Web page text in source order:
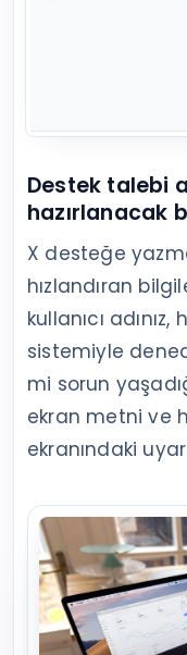
Destek talebi
hazırlanacak
X desteğe
hızlandıran
kullanıcı
sistemiyle
mi sorun
ekran metni ve
ekranındaki